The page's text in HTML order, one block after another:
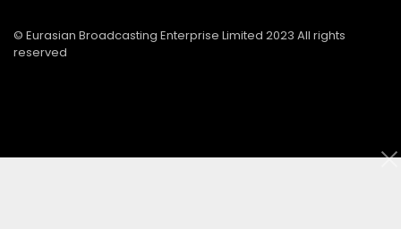
© Eurasian Broadcasting Enterprise Limited 2023 All rights
reserved